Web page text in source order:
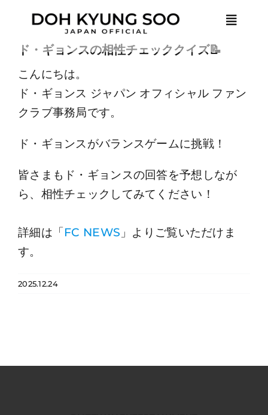
content
Toggle
HOME
NEWS
PROFILE
MEMBER ONLY
LOGIN
ド・ギョンスの相性チェッククイズ📝
こんにちは。
ド・ギョンス ジャパン オフィシャル ファン
クラブ事務局です。
ド・ギョンスがバランスゲームに挑戦！
皆さまもド・ギョンスの回答を予想しなが
ら、相性チェックしてみてください！
詳細は「FC NEWS 」よりご覧いただけま
す。
2025.12.24